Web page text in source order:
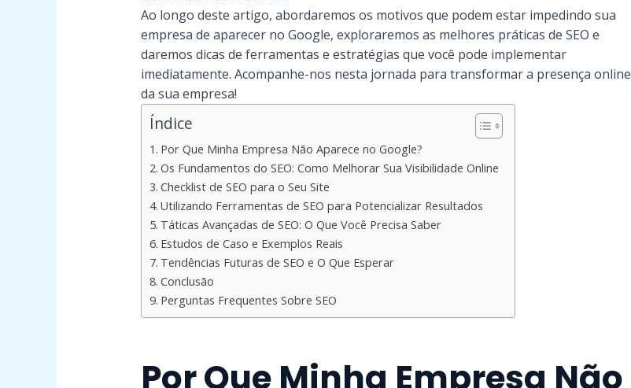
Ao longo deste artigo, abordaremos os motivos que podem estar impedindo sua
empresa de aparecer no Google, exploraremos as melhores práticas de SEO e
daremos dicas de ferramentas e estratégias que você pode implementar
imediatamente. Acompanhe-nos nesta jornada para transformar a presença online
da sua empresa!
Índice
Por Que Minha Empresa Não Aparece no Google?
Os Fundamentos do SEO: Como Melhorar Sua Visibilidade Online
Checklist de SEO para o Seu Site
Utilizando Ferramentas de SEO para Potencializar Resultados
Táticas Avançadas de SEO: O Que Você Precisa Saber
Estudos de Caso e Exemplos Reais
Tendências Futuras de SEO e O Que Esperar
Conclusão
Perguntas Frequentes Sobre SEO
Por Que Minha Empresa Não